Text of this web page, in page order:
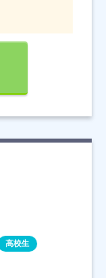
高校生